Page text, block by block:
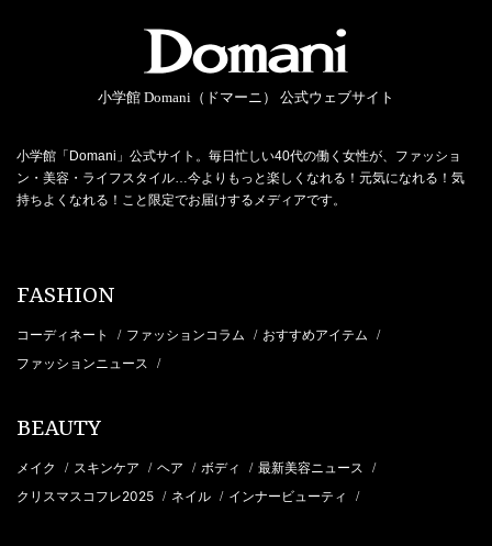
小学館 Domani（ドマーニ） 公式ウェブサイト
小学館「Domani」公式サイト。毎日忙しい40代の働く女性が、ファッショ
ン・美容・ライフスタイル…今よりもっと楽しくなれる！元気になれる！気
持ちよくなれる！こと限定でお届けするメディアです。
FASHION
コーディネート / ファッションコラム / おすすめアイテム /
ファッションニュース /
BEAUTY
メイク / スキンケア / ヘア / ボディ / 最新美容ニュース /
クリスマスコフレ2025 / ネイル / インナービューティ /